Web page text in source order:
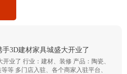
3D建材家具城盛大开业了
业了 行业：建材、装修 产品：陶瓷、
等 多门店入驻、各个商家入驻平台、